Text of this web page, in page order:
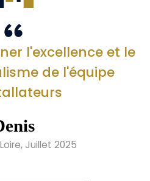
l'excellence et le
de l'équipe
Juillet 2025